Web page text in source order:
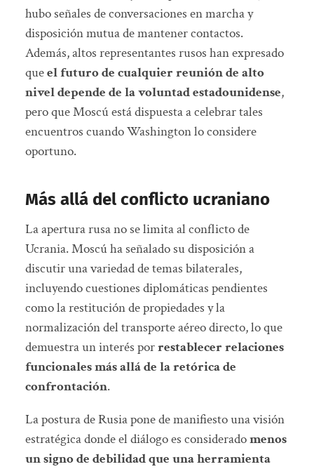
hubo señales de conversaciones en marcha y
disposición mutua de mantener contactos.
Además, altos representantes rusos han expresado
queel futuro de cualquier reunión de alto
nivel depende de la voluntad estadounidense,
pero que Moscú está dispuesta a celebrar tales
encuentros cuando Washington lo considere
oportuno.
Más allá del conflicto ucraniano
La apertura rusa no se limita al conflicto de
Ucrania. Moscú ha señalado su disposición a
discutir una variedad de temas bilaterales,
incluyendo cuestiones diplomáticas pendientes
como la restitución de propiedades y la
normalización del transporte aéreo directo, lo que
demuestra un interés porrestablecer relaciones
funcionales más allá de la retórica de
confrontación.
La postura de Rusia pone de manifiesto una visión
estratégica donde el diálogo es consideradomenos
un signo de debilidad que una herramienta